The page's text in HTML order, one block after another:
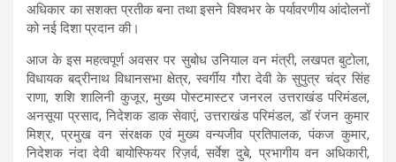
अधिकार का सशक्त प्रतीक बना तथा इसने विश्वभर के पर्यावरणीय आंदोलनों
को नई दिशा प्रदान की।
आज के इस महत्वपूर्ण अवसर पर सुबोध उनियाल वन मंत्री, लखपत बुटोला,
विधायक बद्रीनाथ विधानसभा क्षेत्र, स्वर्गीय गौरा देवी के सुपुत्र चंद्र सिंह
राणा, शशि शालिनी कुजूर, मुख्य पोस्टमास्टर जनरल उत्तराखंड परिमंडल,
अनसूया प्रसाद, निदेशक डाक सेवाएं, उत्तराखंड परिमंडल, डॉ रंजन कुमार
मिश्र, प्रमुख वन संरक्षक एवं मुख्य वन्यजीव प्रतिपालक, पंकज कुमार,
निदेशक नंदा देवी बायोस्फियर रिज़र्व, सर्वेश दुबे, प्रभागीय वन अधिकारी,